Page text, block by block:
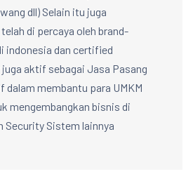
dll) Selain itu juga
di percaya oleh brand-
indonesia dan certified
aktif sebagai Jasa Pasang
dalam membantu para UMKM
mengembangkan bisnis di
Security Sistem lainnya